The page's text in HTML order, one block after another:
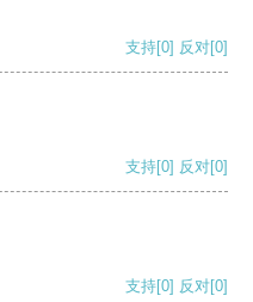
支持[0] 反对[0]
支持[0] 反对[0]
支持[0] 反对[0]